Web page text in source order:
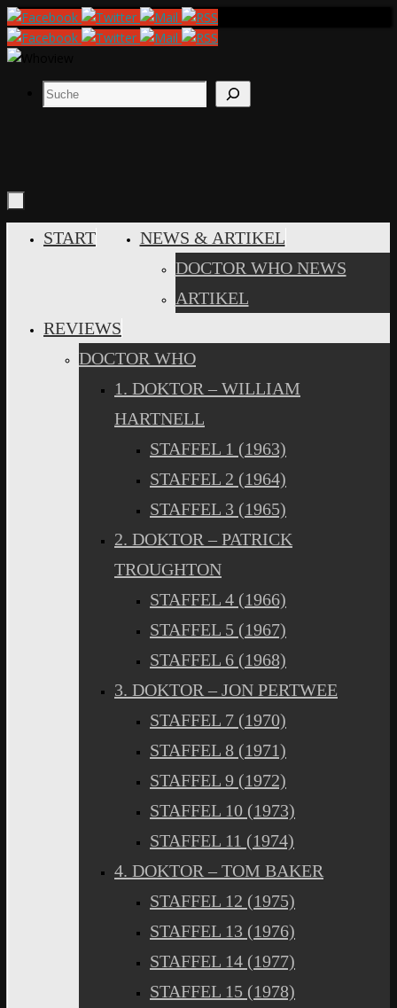
Zum
Inhalt
springen
Suchen
INHALT
START
NEWS & ARTIKEL
DOCTOR WHO NEWS
ARTIKEL
REVIEWS
DOCTOR WHO
1. DOKTOR – WILLIAM
HARTNELL
STAFFEL 1 (1963)
STAFFEL 2 (1964)
STAFFEL 3 (1965)
2. DOKTOR – PATRICK
TROUGHTON
STAFFEL 4 (1966)
STAFFEL 5 (1967)
STAFFEL 6 (1968)
3. DOKTOR – JON PERTWEE
STAFFEL 7 (1970)
STAFFEL 8 (1971)
STAFFEL 9 (1972)
STAFFEL 10 (1973)
STAFFEL 11 (1974)
4. DOKTOR – TOM BAKER
STAFFEL 12 (1975)
STAFFEL 13 (1976)
STAFFEL 14 (1977)
STAFFEL 15 (1978)